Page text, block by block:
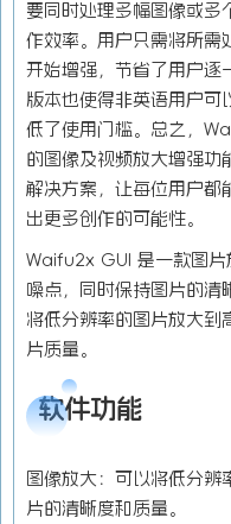
要同时处理多幅图像或多
作效率。用户只需将所需
开始增强，节省了用户逐
版本也使得非英语用户可
低了使用门槛。总之，
的图像及视频放大增强功
解决方案，让每位用户都
出更多创作的可能性。
Waifu2x GUI 是一款图片
噪点，同时保持图片的清
将低分辨率的图片放大到
片质量。
软件功能
图像放大：可以将低分辨
片的清晰度和质量。